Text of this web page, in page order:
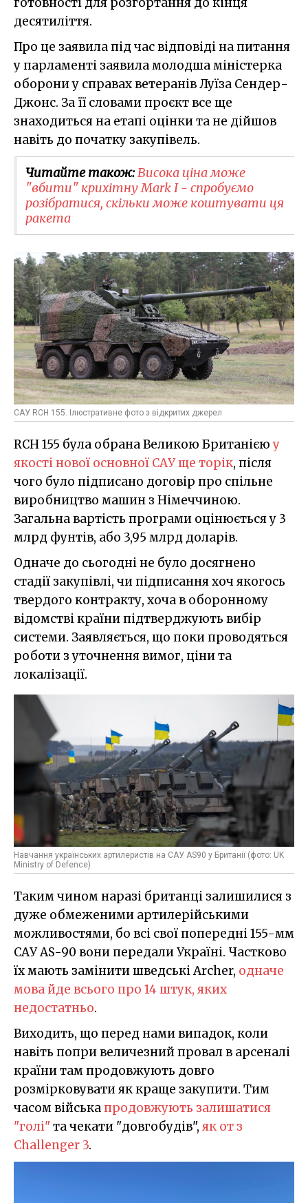
десятиліття.
Про це заявила під час відповіді на питання
у парламенті заявила молодша міністерка
оборони у справах ветеранів Луїза Сендер-
Джонс. За її словами проєкт все ще
знаходиться на етапі оцінки та не дійшов
навіть до початку закупівель.
Читайте також:Висока ціна може
"вбити" крихітну Mark I - спробуємо
розібратися, скільки може коштувати ця
ракета
САУ RCH 155. Ілюстративне фото з відкритих джерел
RCH 155 була обрана Великою Британієюу
якості нової основної САУ ще торік, після
чого було підписано договір про спільне
виробництво машин з Німеччиною.
Загальна вартість програми оцінюється у 3
млрд фунтів, або 3,95 млрд доларів.
Одначе до сьогодні не було досягнено
стадії закупівлі, чи підписання хоч якогось
твердого контракту, хоча в оборонному
відомстві країни підтверджують вибір
системи. Заявляється, що поки проводяться
роботи з уточнення вимог, ціни та
локалізації.
Навчання українських артилеристів на САУ AS90 у Британії (фото: UK
Ministry of Defence)
Таким чином наразі британці залишилися з
дуже обмеженими артилерійськими
можливостями, бо всі свої попередні 155-мм
САУ AS-90 вони передали Україні. Частково
їх мають замінити шведські Archer, одначе
мова йде всього про 14 штук, яких
недостатньо.
Виходить, що перед нами випадок, коли
навіть попри величезний провал в арсеналі
країни там продовжують довго
розмірковувати як краще закупити. Тим
часом військапродовжують залишатися
"голі"та чекати "довгобудів", як от з
Challenger 3.